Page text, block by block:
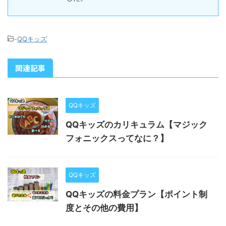
-QQキッズ
関連記事
QQキッズ
QQキッズのカリキュラム【マジック
フォニックスってなに？】
QQキッズ
QQキッズの料金プラン【ポイント制
度とその他の費用】